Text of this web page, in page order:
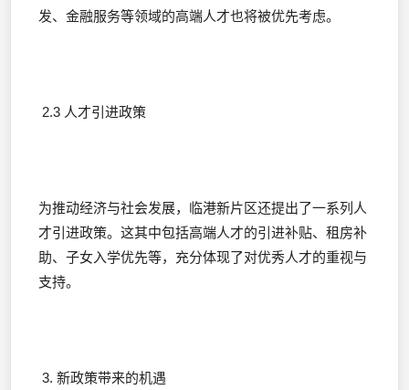
发、金融服务等领域的高端人才也将被优先考虑。
2.3 人才引进政策
为推动经济与社会发展，临港新片区还提出了一系列人
才引进政策。这其中包括高端人才的引进补贴、租房补
助、子女入学优先等，充分体现了对优秀人才的重视与
支持。
3. 新政策带来的机遇